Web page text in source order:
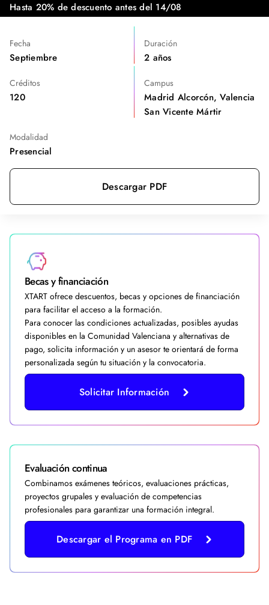
Hasta 20% de descuento antes del 14/08
Fecha
Septiembre
Duración
2 años
Créditos
120
Campus
Madrid Alcorcón, Valencia
San Vicente Mártir
Modalidad
Presencial
Descargar PDF
Becas y financiación
XTART ofrece descuentos, becas y opciones de financiación
para facilitar el acceso a la formación.
Para conocer las condiciones actualizadas, posibles ayudas
disponibles en la Comunidad Valenciana y alternativas de
pago, solicita información y un asesor te orientará de forma
personalizada según tu situación y la convocatoria.
Solicitar Información
Evaluación continua
Combinamos exámenes teóricos, evaluaciones prácticas,
proyectos grupales y evaluación de competencias
profesionales para garantizar una formación integral.
Descargar el Programa en PDF